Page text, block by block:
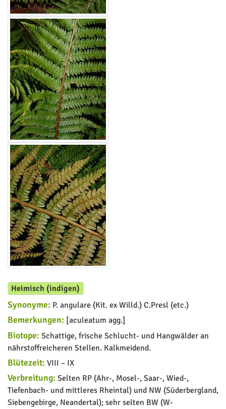
Heimisch (indigen)
Synonyme: P. angulare (Kit. ex Willd.) C.Presl (etc.)
Bemerkungen: [aculeatum agg.]
Biotope: Schattige, frische Schlucht- und Hangwälder an
nährstoffreicheren Stellen. Kalkmeidend.
Blütezeit: VIII – IX
Verbreitung: Selten RP (Ahr-, Mosel-, Saar-, Wied-,
Tiefenbach- und mittleres Rheintal) und NW (Süderbergland,
Siebengebirge, Neandertal); sehr selten BW (W-